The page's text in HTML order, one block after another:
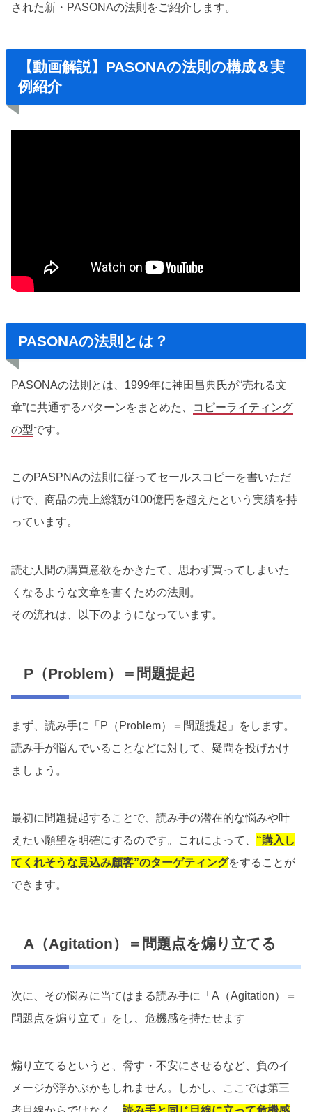
された新・PASONAの法則をご紹介します。
【動画解説】PASONAの法則の構成＆実
例紹介
PASONAの法則とは？
PASONAの法則とは、1999年に神田昌典氏が“売れる文
章”に共通するパターンをまとめた、 コピーライティング
の型です。
このPASPNAの法則に従ってセールスコピーを書いただ
けで、商品の売上総額が100億円を超えたという実績を持
っています。
読む人間の購買意欲をかきたて、思わず買ってしまいた
くなるような文章を書くための法則。
その流れは、以下のようになっています。
P（Problem）＝問題提起
まず、読み手に「P（Problem）＝問題提起」をします。
読み手が悩んでいることなどに対して、疑問を投げかけ
ましょう。
最初に問題提起することで、読み手の潜在的な悩みや叶
えたい願望を明確にするのです。これによって、 “購入し
てくれそうな見込み顧客”のターゲティングをすることが
できます。
A（Agitation）＝問題点を煽り立てる
次に、その悩みに当てはまる読み手に「A（Agitation）＝
問題点を煽り立て」をし、危機感を持たせます
煽り立てるというと、脅す・不安にさせるなど、負のイ
メージが浮かぶかもしれません。しかし、ここでは第三